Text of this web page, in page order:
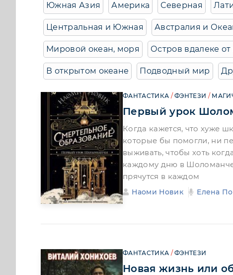
Южная Азия Америка Северная
Центральная и Южная Австралия и
Мировой океан, моря Остров вдалеке
В открытом океане Подводный мир
ФАНТАСТИКА /ФЭНТЕЗИ /
Первый урок
Когда кажется, что хуже
которые бы помогли, ни
выживать, чтобы хоть
каждому дню в
прячутся в каждом
Наоми Новик Елена
ФАНТАСТИКА /ФЭНТЕЗИ
Новая жизнь или